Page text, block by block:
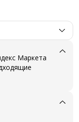
Маркета